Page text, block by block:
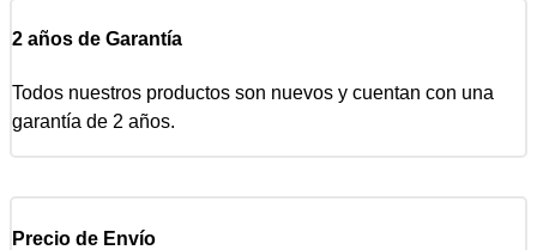
2 años de Garantía
Todos nuestros productos son nuevos y cuentan con una
garantía de 2 años.
Precio de Envío